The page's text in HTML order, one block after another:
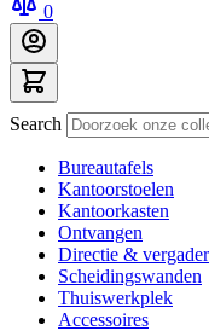
0
Search
Bureautafels
Kantoorstoelen
Kantoorkasten
Ontvangen
Directie &
Scheidingswanden
Thuiswerkplek
Accessoires